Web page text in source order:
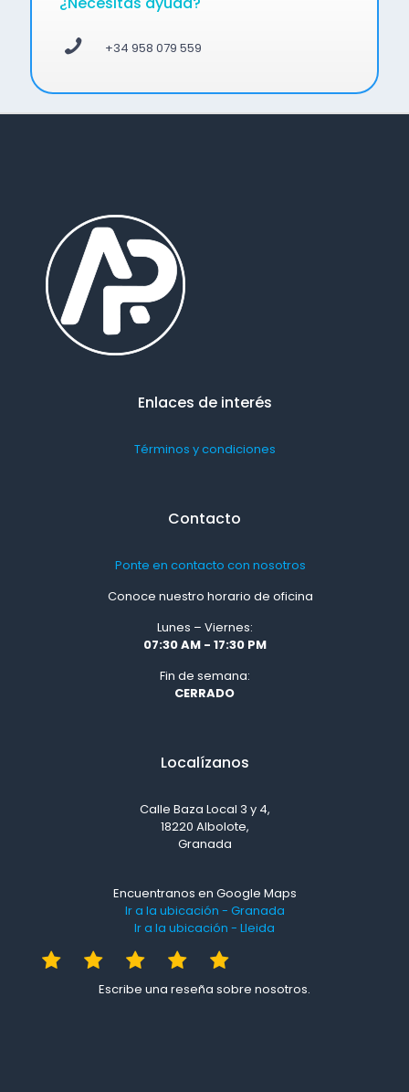
+34 958 079 559
Enlaces de interés
Términos y condiciones
Contacto
Ponte en contacto con nosotros
Conoce nuestro horario de oficina
Lunes – Viernes:
07:30 AM - 17:30 PM
Fin de semana:
CERRADO
Localízanos
Calle Baza Local 3 y 4,
18220 Albolote,
Granada
Encuentranos en Google Maps
Ir a la ubicación - Granada
Ir a la ubicación - Lleida
Escribe una reseña sobre nosotros.